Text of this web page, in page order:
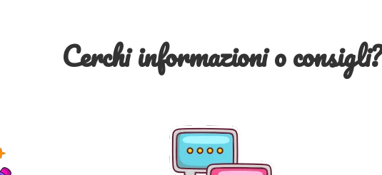
Cerchi informazioni o consigli?